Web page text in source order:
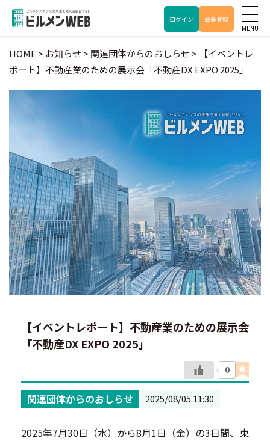
ログイン 会員登録
HOME > お知らせ > 関連団体からのおしらせ >
【イベントレ
ポート】不動産業のための展示会「不動産DX EXPO 2025」
【イベントレポート】不動産業のための展示会
「不動産DX EXPO 2025」
0
関連団体からのおしらせ 2025/08/05 11:30
2025年7月30日（水）から8月1日（金）の3日間、東